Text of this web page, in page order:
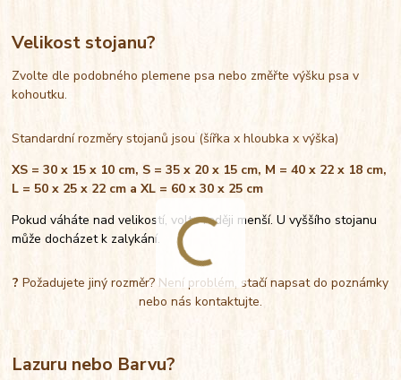
Velikost stojanu?
Zvolte dle podobného plemene psa nebo změřte výšku psa v
kohoutku.
Standardní rozměry stojanů jsou (šířka x hloubka x výška)
XS = 30 x 15 x 10 cm, S = 35 x 20 x 15 cm, M = 40 x 22 x 18 cm,
L = 50 x 25 x 22 cm a XL = 60 x 30 x 25 cm
Pokud váháte nad velikostí, volte raději menší. U vyššího stojanu
může docházet k zalykání.
? Požadujete jiný rozměr? Není problém, stačí napsat do poznámky
nebo nás kontaktujte.
Lazuru nebo Barvu?